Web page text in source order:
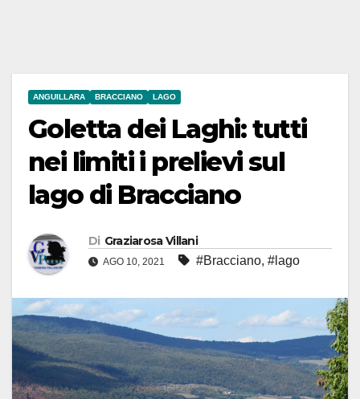
ANGUILLARA BRACCIANO LAGO
Goletta dei Laghi: tutti
nei limiti i prelievi sul
lago di Bracciano
Di Graziarosa Villani
AGO 10, 2021 #Bracciano, #lago